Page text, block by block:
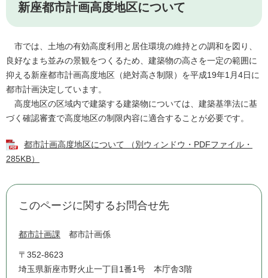
新座都市計画高度地区について
市では、土地の有効高度利用と居住環境の維持との調和を図り、
良好なまち並みの景観をつくるため、建築物の高さを一定の範囲に
抑える新座都市計画高度地区（絶対高さ制限）を平成19年1月4日に
都市計画決定しています。
高度地区の区域内で建築する建築物については、建築基準法に基
づく確認審査で高度地区の制限内容に適合することが必要です。
都市計画高度地区について （別ウィンドウ・PDFファイル・
285KB）
このページに関するお問合せ先
都市計画課 都市計画係
〒352-8623
埼玉県新座市野火止一丁目1番1号 本庁舎3階